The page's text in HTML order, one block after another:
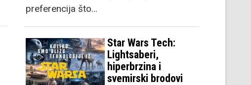
preferencija što…
Star Wars Tech:
Lightsaberi,
hiperbrzina i
svemirski brodovi